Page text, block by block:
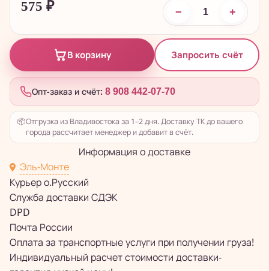
575 ₽ − +
В корзину Запросить счёт
Опт-заказ и счёт: 8 908 442-07-70
📦Отгрузка из Владивостока за 1–2 дня. Доставку ТК до вашего
города рассчитает менеджер и добавит в счёт.
Информация о доставке
Эль-Монте
Курьер о.Русский
Служба доставки СДЭК
DPD
Почта России
Оплата за транспортные услуги при получении груза!
Индивидуальный расчет стоимости доставки-